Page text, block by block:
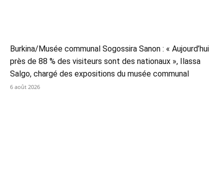
Burkina/Musée communal Sogossira Sanon : « Aujourd’hui
près de 88 % des visiteurs sont des nationaux », Ilassa
Salgo, chargé des expositions du musée communal
6 août 2026